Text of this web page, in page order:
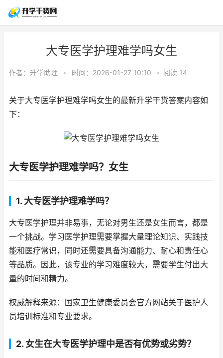
大专医学护理难学吗女生
作者： 升学助理 • 时间：2026-01-27 10:10 • 阅读 14
关于大专医学护理难学吗女生的最新升学干货答案内容如
下：
大专医学护理难学吗？女生
1. 大专医学护理难学吗？
大专医学护理并非易事，无论对男生还是女生而言，都是
一个挑战。学习医学护理需要掌握大量理论知识、实践技
能和医疗常识，同时还需要具备沟通能力、耐心和责任心
等品质。因此，该专业的学习难度较大，需要学生付出大
量的时间和精力。
权威解释来源：国家卫生健康委员会官方网站关于医护人
员培训标准和专业要求。
2. 女生在大专医学护理中是否有优势或劣势？